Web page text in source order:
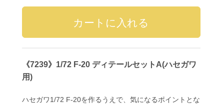
《7239》1/72 F-20 ディテールセットA(ハセガワ
用)
ハセガワ1/72 F-20を作るうえで、気になるポイントとな